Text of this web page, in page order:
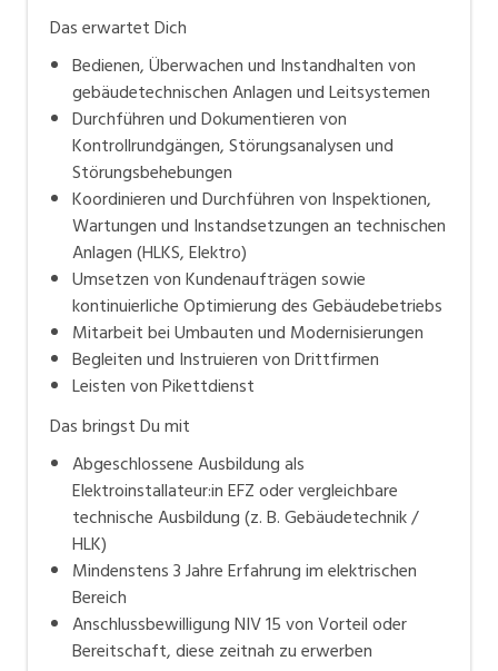
Das erwartet Dich
Bedienen, Überwachen und Instandhalten von
gebäudetechnischen Anlagen und Leitsystemen
Durchführen und Dokumentieren von
Kontrollrundgängen, Störungsanalysen und
Störungsbehebungen
Koordinieren und Durchführen von Inspektionen,
Wartungen und Instandsetzungen an technischen
Anlagen (HLKS, Elektro)
Umsetzen von Kundenaufträgen sowie
kontinuierliche Optimierung des Gebäudebetriebs
Mitarbeit bei Umbauten und Modernisierungen
Begleiten und Instruieren von Drittfirmen
Leisten von Pikettdienst
Das bringst Du mit
Abgeschlossene Ausbildung als
Elektroinstallateur:in EFZ oder vergleichbare
technische Ausbildung (z. B. Gebäudetechnik /
HLK)
Mindenstens 3 Jahre Erfahrung im elektrischen
Bereich
Anschlussbewilligung NIV 15 von Vorteil oder
Bereitschaft, diese zeitnah zu erwerben